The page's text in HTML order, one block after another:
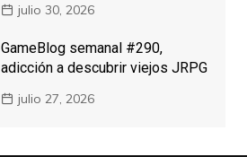
julio 30, 2026
GameBlog semanal #290,
adicción a descubrir viejos JRPG
julio 27, 2026